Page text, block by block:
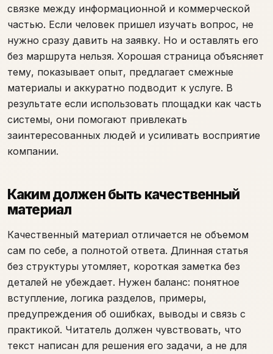
связке между информационной и коммерческой
частью. Если человек пришел изучать вопрос, не
нужно сразу давить на заявку. Но и оставлять его
без маршрута нельзя. Хорошая страница объясняет
тему, показывает опыт, предлагает смежные
материалы и аккуратно подводит к услуге. В
результате если использовать площадки как часть
системы, они помогают привлекать
заинтересованных людей и усиливать восприятие
компании.
Каким должен быть качественный
материал
Качественный материал отличается не объемом
сам по себе, а полнотой ответа. Длинная статья
без структуры утомляет, короткая заметка без
деталей не убеждает. Нужен баланс: понятное
вступление, логика разделов, примеры,
предупреждения об ошибках, выводы и связь с
практикой. Читатель должен чувствовать, что
текст написан для решения его задачи, а не для